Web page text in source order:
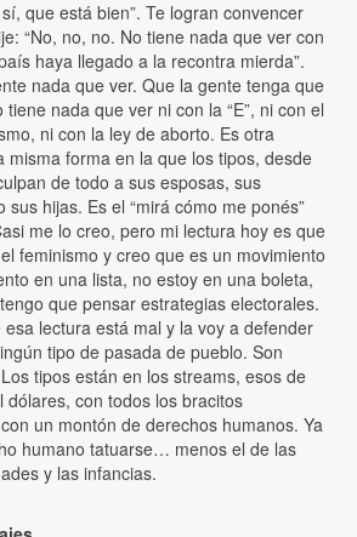
que está bien”. Te logran convencer
“No, no, no. No tiene nada que ver con
haya llegado a la recontra mierda”.
nada que ver. Que la gente tenga que
nada que ver ni con la “E”, ni con el
ni con la ley de aborto. Es otra
misma forma en la que los tipos, desde
de todo a sus esposas, sus
sus hijas. Es el “mirá cómo me ponés”
me lo creo, pero mi lectura hoy es que
feminismo y creo que es un movimiento
en una lista, no estoy en una boleta,
que pensar estrategias electorales.
lectura está mal y la voy a defender
tipo de pasada de pueblo. Son
tipos están en los streams, esos de
dólares, con todos los bracitos
un montón de derechos humanos. Ya
humano tatuarse… menos el de las
y las infancias.